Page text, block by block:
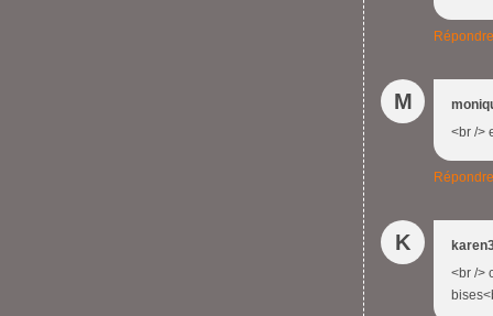
Répondre
M
<br />
Répondre
K
<br />